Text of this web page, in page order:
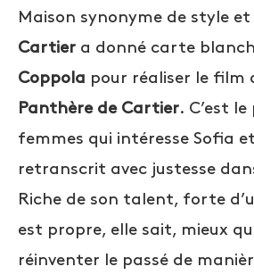
Maison synonyme de style
Cartier a donné carte
Coppola pour réaliser le film
Panthère de Cartier. C’est
femmes qui intéresse Sofia et
retranscrit avec justesse
Riche de son talent, forte
est propre, elle sait, mieux
réinventer le passé de